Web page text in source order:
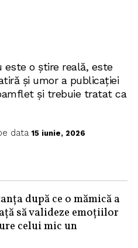
este o știre reală, este
și umor a publicației
și trebuie tratat ca
data15 iunie, 2026
după ce o mămică a
să valideze emoțiilor
celui mic un